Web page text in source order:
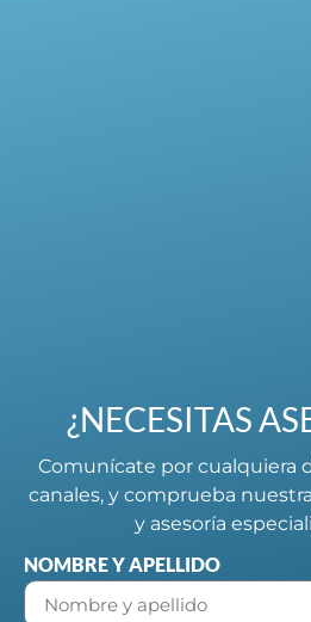
¿NECESITAS
Comunícate por cualquiera
canales, y comprueba
y asesoría
NOMBRE Y APELLIDO